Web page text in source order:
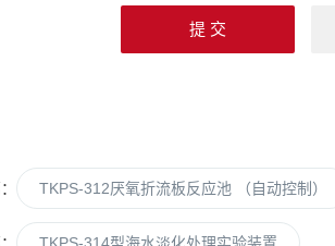
TKPS-312厌氧折流板反应池 （自动控制）